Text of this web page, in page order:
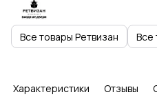
Все товары Ретвизан Все
Характеристики Отзывы